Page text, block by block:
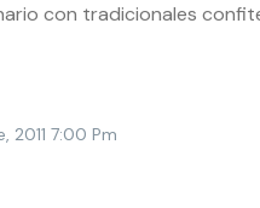
con tradicionales
2011 7:00 Pm